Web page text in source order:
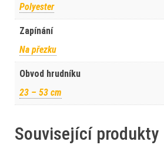
Polyester
Zapínání
Na přezku
Obvod hrudníku
23 – 53 cm
Související produkty